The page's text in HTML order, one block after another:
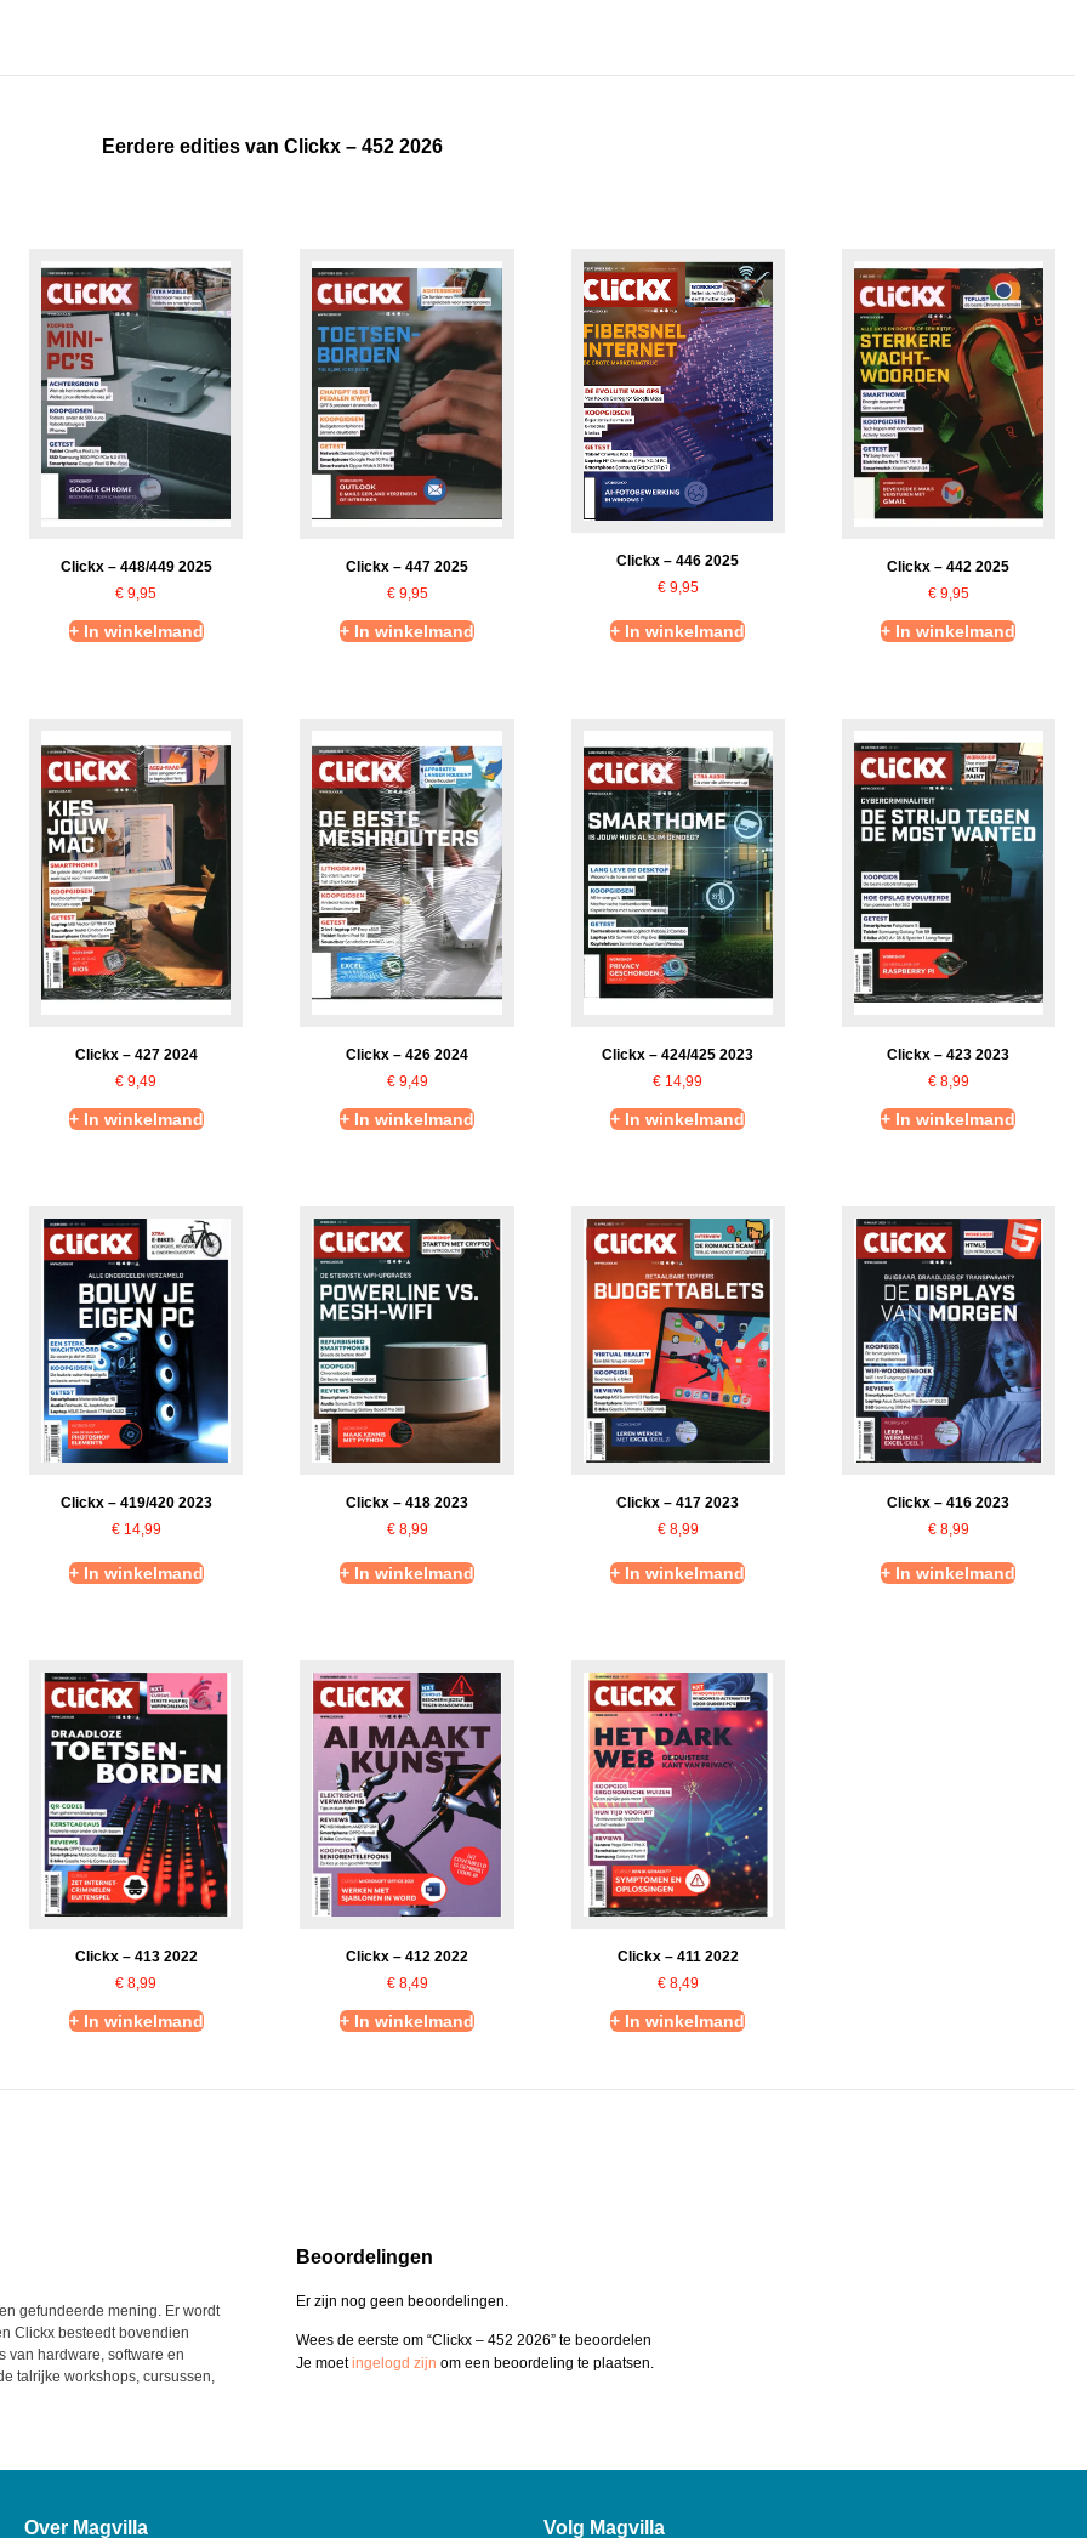
Eerdere edities van Clickx – 452 2026
Clickx – 448/449 2025
€ 9,95
+ In winkelmand
Clickx – 447 2025
€9,95
+ In winkelmand
Clickx – 446 2025
€9,95
+ In winkelmand
Clickx – 442 2025
€9,95
+ In winkelmand
Clickx – 427 2024
€ 9,49
+ In winkelmand
Clickx – 426 2024
€9,49
+ In winkelmand
Clickx – 424/425 2023
€ 14,99
+ In winkelmand
Clickx – 423 2023
€8,99
+ In winkelmand
Clickx – 419/420 2023
€14,99
+ In winkelmand
Clickx – 418 2023
€8,99
+ In winkelmand
Clickx – 417 2023
€8,99
+ In winkelmand
Clickx – 416 2023
€8,99
+ In winkelmand
Clickx – 413 2022
€ 8,99
+ In winkelmand
Clickx – 412 2022
€8,49
+ In winkelmand
Clickx – 411 2022
€8,49
+ In winkelmand
gefundeerde mening. Er wordt
Clickx besteedt bovendien
van hardware, software en
talrijke workshops, cursussen,
Beoordelingen
Er zijn nog geen beoordelingen.
Wees de eerste om “Clickx – 452 2026” te beoordelen
Je moetingelogd zijn om een beoordeling te plaatsen.
Over Magvilla Volg Magvilla